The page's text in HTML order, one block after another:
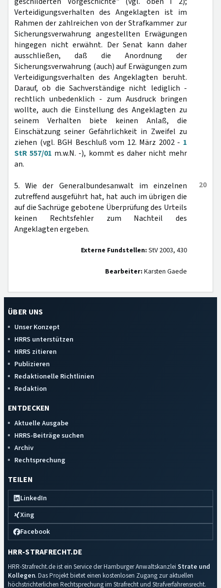
Verteidigungsverhalten des Angeklagten ist im
Rahmen der zahlreichen von der Strafkammer zur
Sicherungsverwahrung angestellten Erwägungen
hingegen nicht erwähnt. Der Senat kann daher
ausschließen, daß die Anordnung der
Sicherungsverwahrung (auch) auf Erwägungen zum
Verteidigungsverhalten des Angeklagten beruht.
Darauf, ob die Sachverständige nicht lediglich -
rechtlich unbedenklich - zum Ausdruck bringen
wollte, auch die Einstellung des Angeklagten zu
seinem Verhalten biete keinen Anlaß, die
Einschätzung seiner Gefährlichkeit in Zweifel zu
ziehen (vgl. BGH Beschluß vom 12. März 2002 - 1
StR 557/01 m.w.N. -), kommt es daher nicht mehr
an.
20
5. Wie der Generalbundesanwalt im einzelnen
zutreffend ausgeführt hat, hat auch im übrigen die
auf die Sachrüge gebotene Überprüfung des Urteils
keinen Rechtsfehler zum Nachteil des
Angeklagten ergeben.
Externe Fundstellen: StV 2003, 430
Bearbeiter: Karsten Gaede
ÜBER UNS
Unser Konzept
HRRS unterstützen
HRRS zitieren
Publizieren
Redaktionelle Richtlinien
Redaktion
ENTDECKEN
Aktuelle Ausgabe
HRRS-Beiträge suchen
Archiv
Rechtsprechung
TEILEN
LinkedIn
Xing
Facebook
HRR-STRAFRECHT.DE
HRR-Strafrecht.de ist ein Service der Hamburger Anwaltskanzlei Strate und
Kollegen. Das Projekt bietet einen kostenlosen Zugang zur aktuellen
höchstrichterlichen Rechtsprechung im Strafrecht und Strafverfahrensrecht.